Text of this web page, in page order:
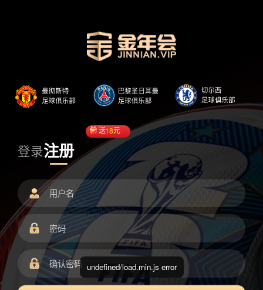
登录注册
送18元
undefined/load.min.js error